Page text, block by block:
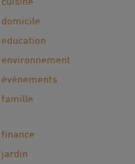
domicile
education
environnement
événements
famille
finance
jardin